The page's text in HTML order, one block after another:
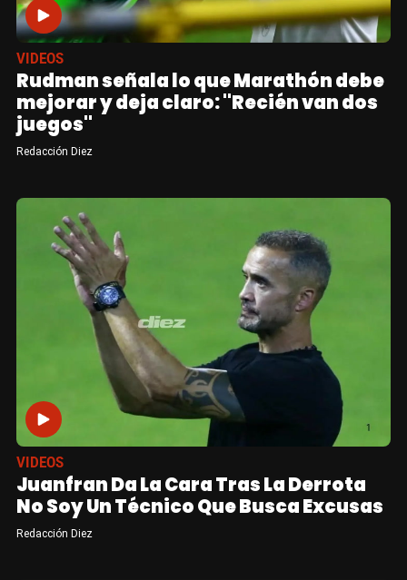
VIDEOS
Rudman señala lo que Marathón debe
mejorar y deja claro: "Recién van dos
juegos"
Redacción Diez
VIDEOS
Juanfran Da La Cara Tras La Derrota
No Soy Un Técnico Que Busca Excusas
Redacción Diez